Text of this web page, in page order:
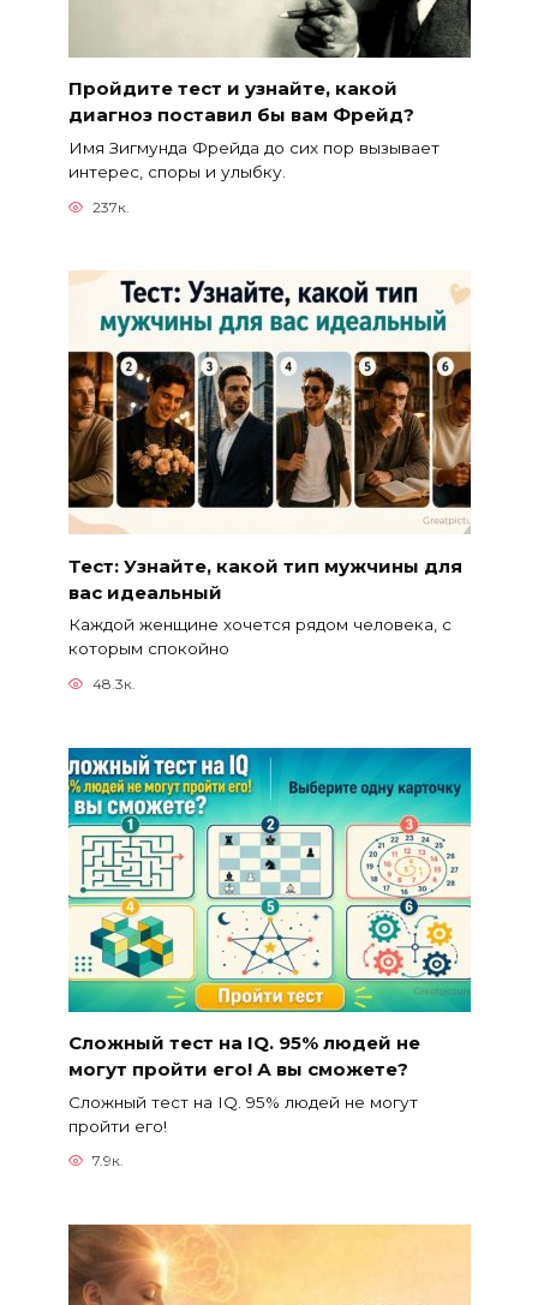
Пройдите тест и узнайте, какой
диагноз поставил бы вам Фрейд?
Имя Зигмунда Фрейда до сих пор вызывает
интерес, споры и улыбку.
237к.
Тест: Узнайте, какой тип мужчины для
вас идеальный
Каждой женщине хочется рядом человека, с
которым спокойно
48.3к.
Сложный тест на IQ. 95% людей не
могут пройти его! А вы сможете?
Сложный тест на IQ. 95% людей не могут
пройти его!
7.9к.